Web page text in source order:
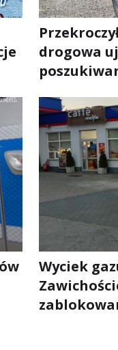
drogowa
Wyciek